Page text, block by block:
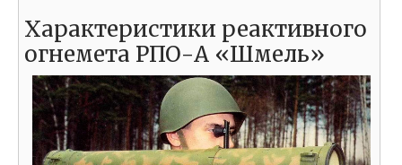
Характеристики реактивного
огнемета РПО-А «Шмель»